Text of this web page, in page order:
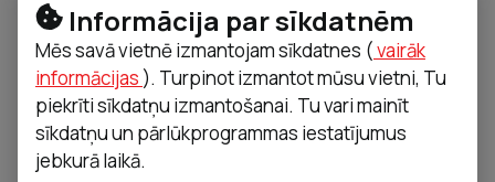
Informācija par sīkdatnēm
Mēs savā vietnē izmantojam sīkdatnes (vairāk
informācijas ). Turpinot izmantot mūsu vietni, Tu
piekrīti sīkdatņu izmantošanai. Tu vari mainīt
sīkdatņu un pārlūkprogrammas iestatījumus
jebkurā laikā.